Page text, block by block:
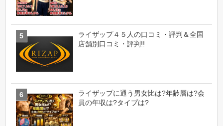
ライザップ４５人の口コミ・評判＆全国
店舗別口コミ・評判!!
ライザップに通う男女比は?年齢層は?会
員の年収は?タイプは?